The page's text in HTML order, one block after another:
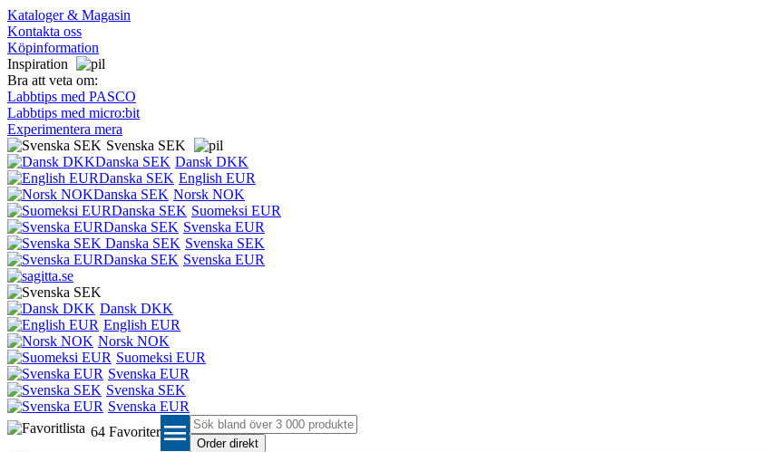
Kataloger & Magasin
Kontakta oss
Köpinformation
Inspiration
Bra att veta om:
Labbtips med PASCO
Labbtips med micro:bit
Experimentera mera
Svenska SEK
Dansk DKK
English EUR
Norsk NOK
Suomeksi EUR
Svenska EUR
Svenska SEK
Svenska EUR
Dansk DKK
English EUR
Norsk NOK
Suomeksi EUR
Svenska EUR
Svenska SEK
Svenska EUR
64 Favoriter menu